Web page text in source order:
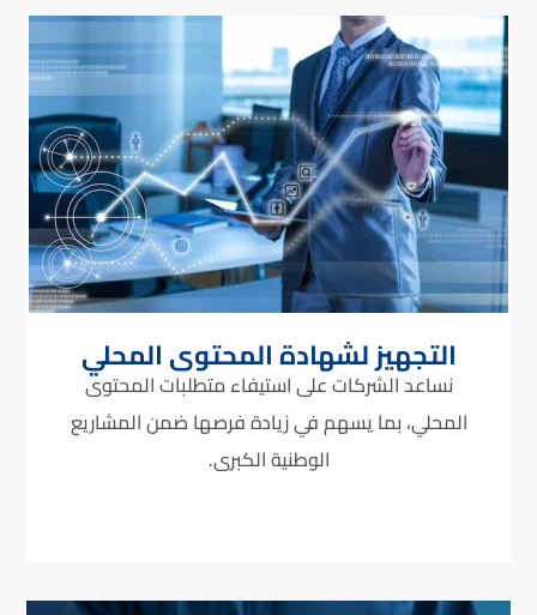
التجهيز لشهادة المحتوى المحلي
نساعد الشركات على استيفاء متطلبات المحتوى
المحلي، بما يسهم في زيادة فرصها ضمن المشاريع
الوطنية الكبرى.